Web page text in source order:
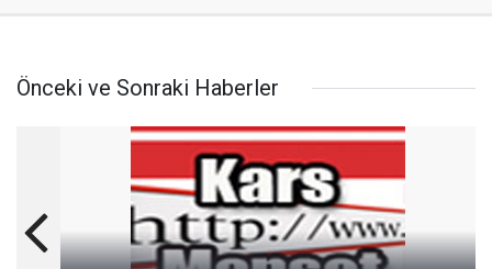
Önceki ve Sonraki Haberler